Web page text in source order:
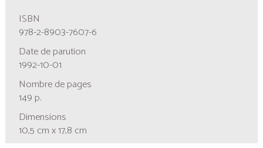
ISBN
978-2-8903-7607-6
Date de parution
1992-10-01
Nombre de pages
149 p.
Dimensions
10,5 cm x 17,8 cm